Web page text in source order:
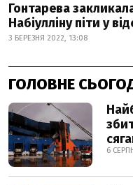
Гонтарева
Набіулліну піти у
3 БЕРЕЗНЯ 2022, 13:08
ГОЛОВНЕ
6